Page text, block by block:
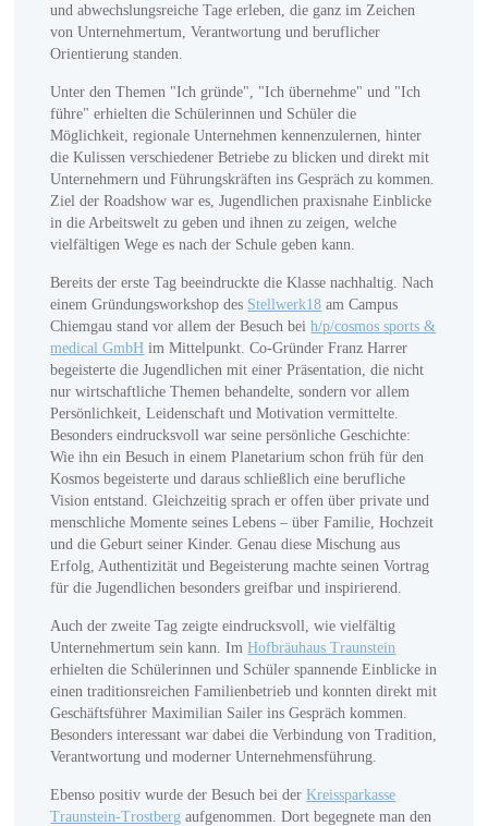
und abwechslungsreiche Tage erleben, die ganz im Zeichen
von Unternehmertum, Verantwortung und beruflicher
Orientierung standen.
Unter den Themen "Ich gründe", "Ich übernehme" und "Ich
führe" erhielten die Schülerinnen und Schüler die
Möglichkeit, regionale Unternehmen kennenzulernen, hinter
die Kulissen verschiedener Betriebe zu blicken und direkt mit
Unternehmern und Führungskräften ins Gespräch zu kommen.
Ziel der Roadshow war es, Jugendlichen praxisnahe Einblicke
in die Arbeitswelt zu geben und ihnen zu zeigen, welche
vielfältigen Wege es nach der Schule geben kann.
Bereits der erste Tag beeindruckte die Klasse nachhaltig. Nach
einem Gründungsworkshop des Stellwerk18 am Campus
Chiemgau stand vor allem der Besuch beih/p/cosmos sports &
medical GmbH im Mittelpunkt. Co-Gründer Franz Harrer
begeisterte die Jugendlichen mit einer Präsentation, die nicht
nur wirtschaftliche Themen behandelte, sondern vor allem
Persönlichkeit, Leidenschaft und Motivation vermittelte.
Besonders eindrucksvoll war seine persönliche Geschichte:
Wie ihn ein Besuch in einem Planetarium schon früh für den
Kosmos begeisterte und daraus schließlich eine berufliche
Vision entstand. Gleichzeitig sprach er offen über private und
menschliche Momente seines Lebens – über Familie, Hochzeit
und die Geburt seiner Kinder. Genau diese Mischung aus
Erfolg, Authentizität und Begeisterung machte seinen Vortrag
für die Jugendlichen besonders greifbar und inspirierend.
Auch der zweite Tag zeigte eindrucksvoll, wie vielfältig
Unternehmertum sein kann. ImHofbräuhaus Traunstein
erhielten die Schülerinnen und Schüler spannende Einblicke in
einen traditionsreichen Familienbetrieb und konnten direkt mit
Geschäftsführer Maximilian Sailer ins Gespräch kommen.
Besonders interessant war dabei die Verbindung von Tradition,
Verantwortung und moderner Unternehmensführung.
Ebenso positiv wurde der Besuch bei derKreissparkasse
Traunstein-Trostberg aufgenommen. Dort begegnete man den